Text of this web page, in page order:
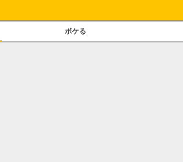
ボケる